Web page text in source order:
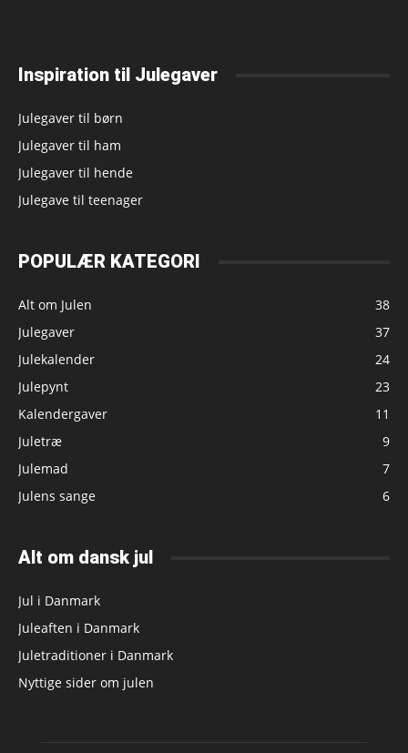
Inspiration til Julegaver
Julegaver til børn
Julegaver til ham
Julegaver til hende
Julegave til teenager
POPULÆR KATEGORI
Alt om Julen
38
Julegaver
37
Julekalender
24
Julepynt
23
Kalendergaver
11
Juletræ
9
Julemad
7
Julens sange
6
Alt om dansk jul
Jul i Danmark
Juleaften i Danmark
Juletraditioner i Danmark
Nyttige sider om julen